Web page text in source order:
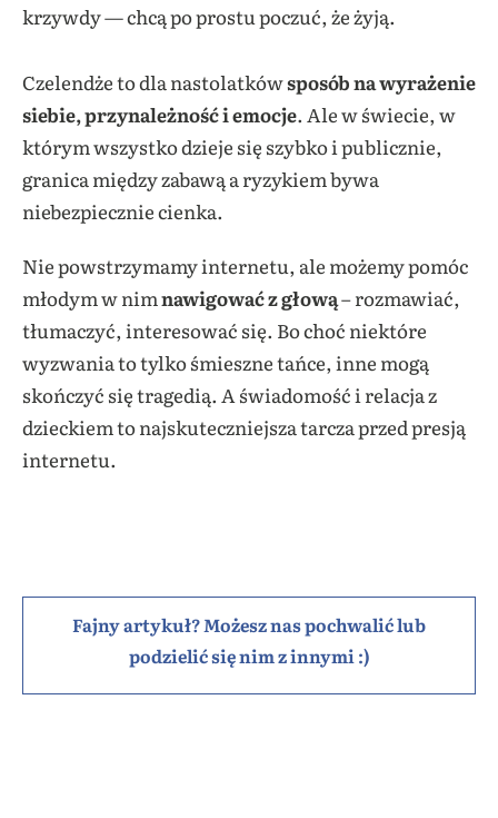
krzywdy — chcą po prostu poczuć, że żyją.
Czelendże to dla nastolatkówsposób na wyrażenie
siebie, przynależność i emocje. Ale w świecie, w
którym wszystko dzieje się szybko i publicznie,
granica między zabawą a ryzykiem bywa
niebezpiecznie cienka.
Nie powstrzymamy internetu, ale możemy pomóc
młodym w nimnawigować z głową– rozmawiać,
tłumaczyć, interesować się. Bo choć niektóre
wyzwania to tylko śmieszne tańce, inne mogą
skończyć się tragedią. A świadomość i relacja z
dzieckiem to najskuteczniejsza tarcza przed presją
internetu.
Fajny artykuł? Możesz nas pochwalić lub
podzielić się nim z innymi :)